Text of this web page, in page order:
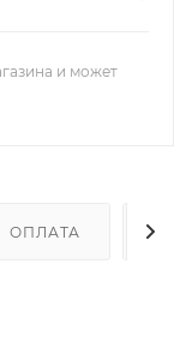
и может
ОПЛАТА